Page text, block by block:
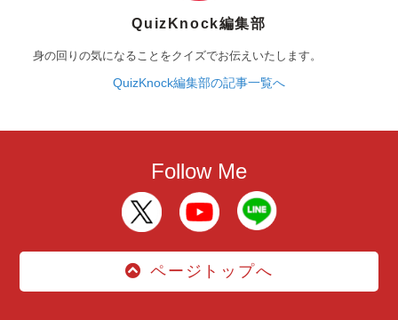
QuizKnock編集部
身の回りの気になることをクイズでお伝えいたします。
QuizKnock編集部の記事一覧へ
Follow Me
ページトップへ